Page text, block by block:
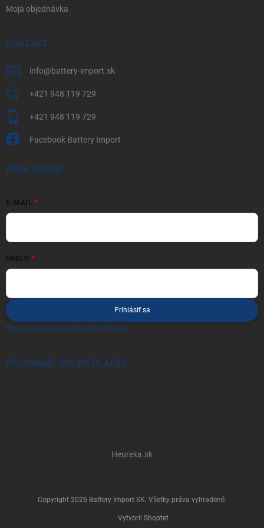
Moja objednávka
KONTAKT
info@battery-import.sk
+421 948 119 729
+421 948 119 729
Facebook Battery Import
PRIHLÁSENIE
E-MAIL
HESLO
Prihlásiť sa
Nová registráciaZabudnuté heslo
PRIJÍMAME ONLINE PLATBY
Heureka.sk
Vytvoril Shoptet
Copyright 2026 Battery Import SK . Všetky práva vyhradené.